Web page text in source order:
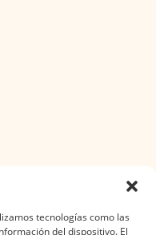
tecnologías como las
del dispositivo. El